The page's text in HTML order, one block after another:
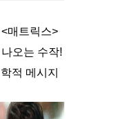
매트릭스>
오는 수작!
적 메시지